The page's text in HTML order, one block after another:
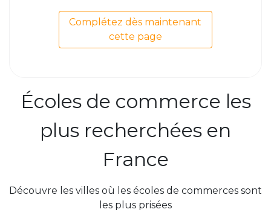
Complétez dès maintenant
cette page
Écoles de commerce les
plus recherchées en
France
Découvre les villes où les écoles de commerces sont
les plus prisées